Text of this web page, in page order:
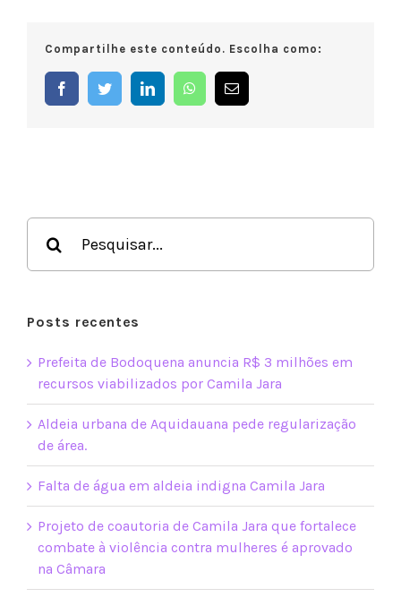
praça
arte
Compartilhe este conteúdo. Escolha como:
FacebookTwitterLinkedIn WhatsApp
E-
mail
resultados
para:
Posts recentes
Prefeita de Bodoquena anuncia R$ 3 milhões em
recursos viabilizados por Camila Jara
Aldeia urbana de Aquidauana pede regularização
de área.
Falta de água em aldeia indigna Camila Jara
Projeto de coautoria de Camila Jara que fortalece
combate à violência contra mulheres é aprovado
na Câmara